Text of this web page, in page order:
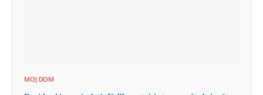
MOJ DOM